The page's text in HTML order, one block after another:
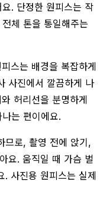
. 단정한 원피스는 작
체 톤을 통일해주는
스는 배경을 복잡하게
사진에서 깔끔하게 나
허리선을 분명하게
는 편이에요.
므로, 촬영 전에 앉기,
요. 움직일 때 가슴 벌
. 사진용 원피스는 실제